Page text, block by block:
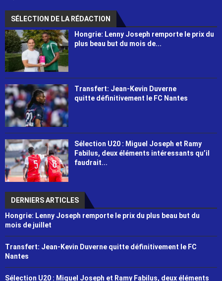
SÉLECTION DE LA RÉDACTION
Hongrie: Lenny Joseph remporte le prix du
plus beau but du mois de...
Transfert: Jean-Kevin Duverne
quitte définitivement le FC Nantes
Sélection U20 : Miguel Joseph et Ramy
Fabilus, deux éléments intéressants qu’il
faudrait...
DERNIERS ARTICLES
Hongrie: Lenny Joseph remporte le prix du plus beau but du
mois de juillet
Transfert: Jean-Kevin Duverne quitte définitivement le FC
Nantes
Sélection U20 : Miguel Joseph et Ramy Fabilus, deux éléments